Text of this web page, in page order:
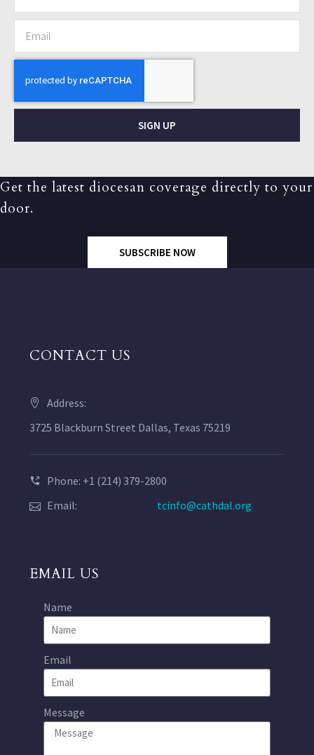
SIGN UP
Get the latest diocesan coverage directly to your
door.
SUBSCRIBE NOW
CONTACT US
Address:
3725 Blackburn Street Dallas, Texas 75219
Phone: +1 (214) 379-2800
Email:
tcinfo@cathdal.org
EMAIL US
Name
Email
Message